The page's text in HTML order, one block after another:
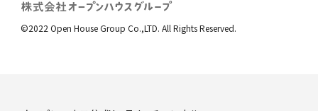
©2022 Open House Group Co.,LTD. All Rights Reserved.